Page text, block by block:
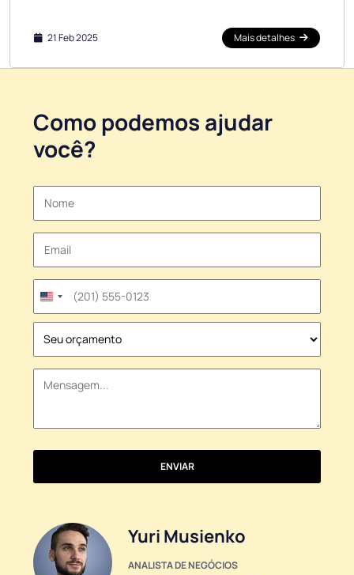
21 Feb 2025 Mais detalhes
Como podemos ajudar
você?
United
States
+1
ENVIAR
Yuri Musienko
ANALISTA DE NEGÓCIOS